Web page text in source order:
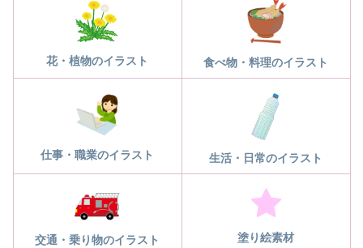
花・植物のイラスト 食べ物・料理のイラスト
仕事・職業のイラスト 生活・日常のイラスト
交通・乗り物のイラスト 塗り絵素材